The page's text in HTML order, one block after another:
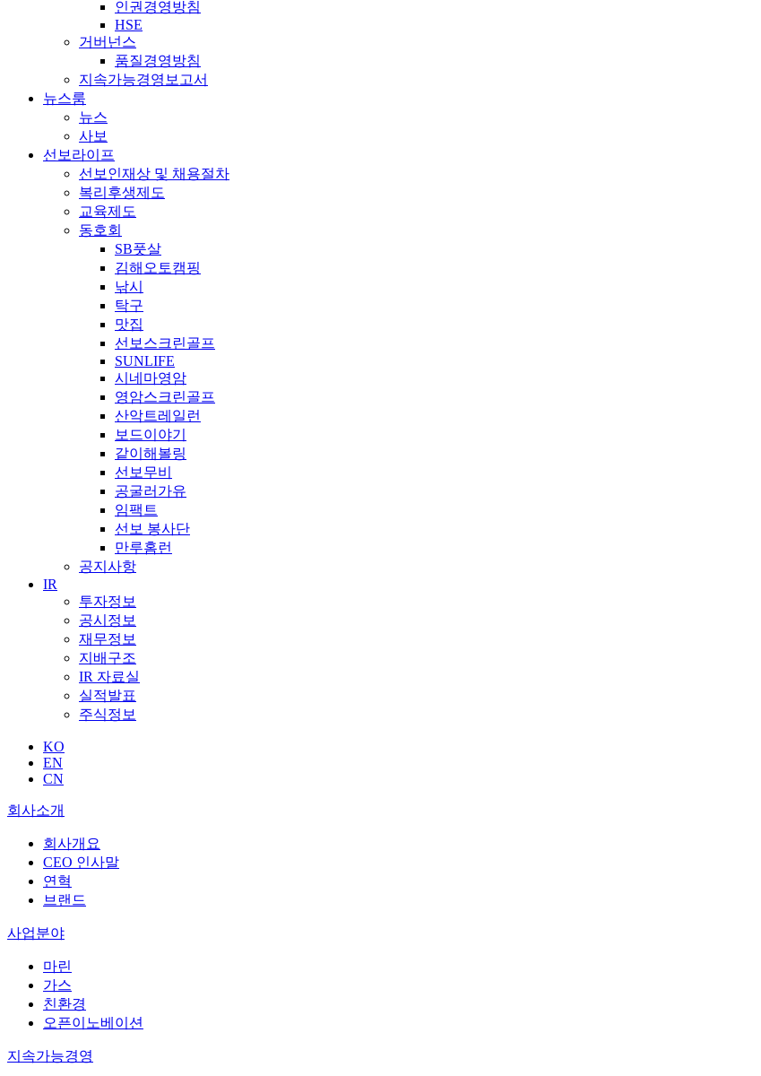
인권경영방침
HSE
거버넌스
품질경영방침
지속가능경영보고서
뉴스룸
뉴스
사보
선보라이프
선보인재상 및 채용절차
복리후생제도
교육제도
동호회
SB풋살
김해오토캠핑
낚시
탁구
맛집
선보스크린골프
SUNLIFE
시네마영암
영암스크린골프
산악트레일런
보드이야기
같이해볼링
선보무비
공굴러가유
임팩트
선보 봉사단
만루홈런
공지사항
IR
투자정보
공시정보
재무정보
지배구조
IR 자료실
실적발표
주식정보
KO
EN
CN
회사소개
회사개요
CEO 인사말
연혁
브랜드
사업분야
마린
가스
친환경
오픈이노베이션
지속가능경영